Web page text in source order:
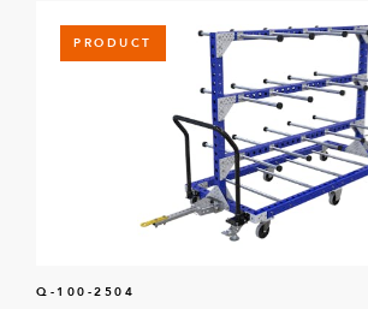
PRODUCT
Q-100-2504